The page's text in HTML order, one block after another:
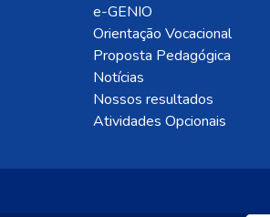
e-GENIO
Orientação Vocacional
Proposta Pedagógica
Notícias
Nossos resultados
Atividades Opcionais